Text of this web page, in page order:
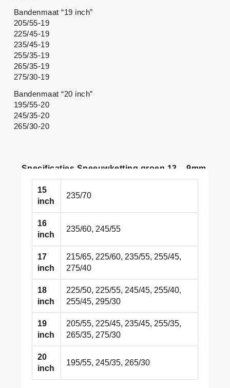
Specificaties Sneeuwketting groep 13 – 9mm
15
inch
235/70
16
inch
235/60, 245/55
17
inch
215/65, 225/60, 235/55, 255/45,
275/40
18
inch
225/50, 225/55, 245/45, 255/40,
255/45, 295/30
19
inch
205/55, 225/45, 235/45, 255/35,
265/35, 275/30
20
inch
195/55, 245/35, 265/30
Bandenmaat “19 inch”
205/55-19
225/45-19
235/45-19
255/35-19
265/35-19
275/30-19
Bandenmaat “20 inch”
195/55-20
245/35-20
265/30-20